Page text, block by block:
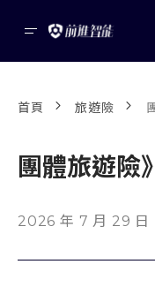
首頁 旅遊險
團體旅遊險
2026 年 7 月 29 日